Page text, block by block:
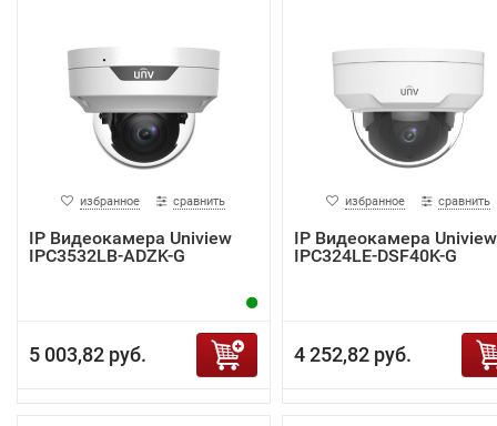
избранное сравнить
IP Видеокамера Uniview
IPC3532LB-ADZK-G
5 003,82 руб.
избранное сравнить
IP Видеокамера Uniview
IPC324LE-DSF40K-G
4 252,82 руб.